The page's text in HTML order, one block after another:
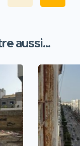
aussi...